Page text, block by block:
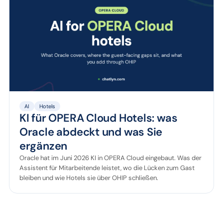
AI Hotels
KI für OPERA Cloud Hotels: was
Oracle abdeckt und was Sie
ergänzen
Oracle hat im Juni 2026 KI in OPERA Cloud eingebaut. Was der
Assistent für Mitarbeitende leistet, wo die Lücken zum Gast
bleiben und wie Hotels sie über OHIP schließen.